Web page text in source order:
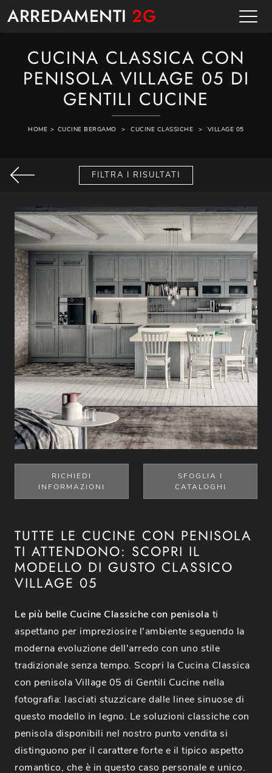
ARREDAMENTI 2G
CUCINA CLASSICA CON
PENISOLA VILLAGE 05 DI
GENTILI CUCINE
HOME > CUCINE BERGAMO > CUCINE CLASSICHE > VILLAGE 05
FILTRA I RISULTATI
RICHIEDI
INFORMAZIONI
SFOGLIA I
CATALOGHI
TUTTE LE CUCINE CON PENISOLA
TI ATTENDONO: SCOPRI IL
MODELLO DI GUSTO CLASSICO
VILLAGE 05
Le più belle Cucine Classiche con penisola ti
aspettano per impreziosire l'ambiente seguendo la
moderna evoluzione dell'arredo con uno stile
tradizionale senza tempo. Scopri la Cucina Classica
con penisola Village 05 di Gentili Cucine nella
fotografia: lasciati stuzzicare dalle linee sinuose di
questo modello in legno. Le soluzioni classiche con
penisola disponibili nel nostro punto vendita si
distinguono per il carattere forte e il tipico aspetto
romantico, che è in questo caso personale e unico.